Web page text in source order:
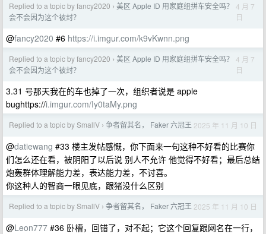
Replied to a topic by fancy2020 › 美区 Apple ID 用家庭组拼车安全吗？
会不会因为这个被封？
4 月 7
日
@fancy2020 #6 https://i.imgur.com/k9vKwnn.png
Replied to a topic by fancy2020 › 美区 Apple ID 用家庭组拼车安全吗？
会不会因为这个被封？
4 月 7
日
3.31 号那天我在的车也掉了一次，组织者说是 apple
bughttps://i.imgur.com/Iy0taMy.png
Replied to a topic by SmallV › 争者留其名， Faker 六冠王 2025 年 11 月 10 日
@datiewang #33 楼主发帖感慨，你下面来一句这种不好看的比赛你
们怎么还在看，被阴阳了以后说 别人不允许 他觉得不好看；最后总结
炮轰群体理解能力差，表达能力差，不讨喜。
你这种人的智商一眼见底，跟猪没什么区别
Replied to a topic by SmallV › 争者留其名， Faker 六冠王 2025 年 11 月 10 日
@Leon777 #36 卧槽，回错了，对不起；它这个回复跟网名在一行，